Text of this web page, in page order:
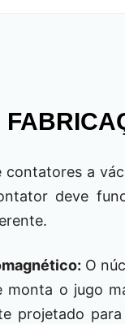
a
deve
O
o jugo
projetado